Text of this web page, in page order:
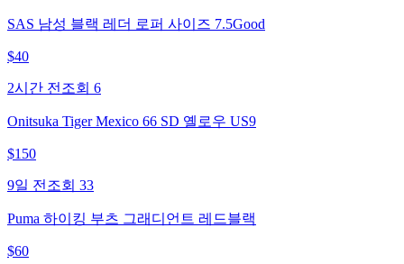
SAS 남성 블랙 레더 로퍼 사이즈 7.5Good
$40
2시간 전 조회 6
Onitsuka Tiger Mexico 66 SD 옐로우 US9
$150
9일 전 조회 33
Puma 하이킹 부츠 그래디언트 레드블랙
$60